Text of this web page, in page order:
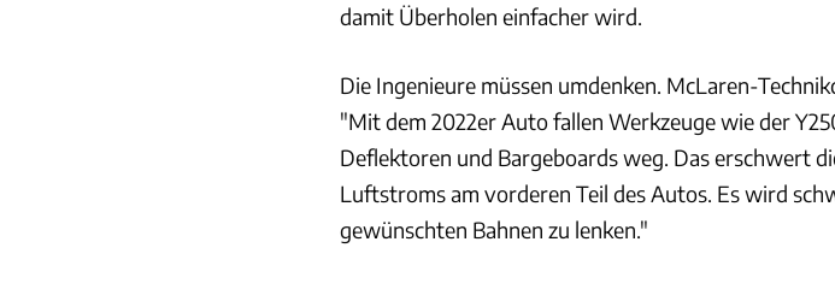
damit Überholen einfacher wird.
Die Ingenieure müssen umdenken. McLaren-
"Mit dem 2022er Auto fallen Werkzeuge wie der
Deflektoren und Bargeboards weg. Das erschwert
Luftstroms am vorderen Teil des Autos. Es wird
gewünschten Bahnen zu lenken."